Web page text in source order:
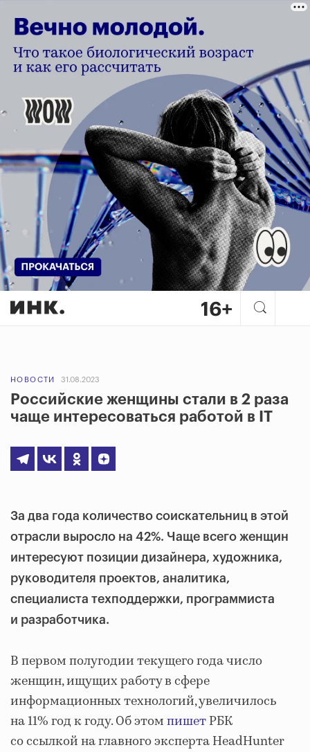
НОВОСТИ 31.08.2023
Российские женщины стали в 2 раза
чаще интересоваться работой в IT
За два года количество соискательниц в этой
отрасли выросло на 42%. Чаще всего женщин
интересуют позиции дизайнера, художника,
руководителя проектов, аналитика,
специалиста техподдержки, программиста
и разработчика.
В первом полугодии текущего года число
женщин, ищущих работу в сфере
информационных технологий, увеличилось
на 11% год к году. Об этомпишетРБК
со ссылкой на главного эксперта HeadHunter